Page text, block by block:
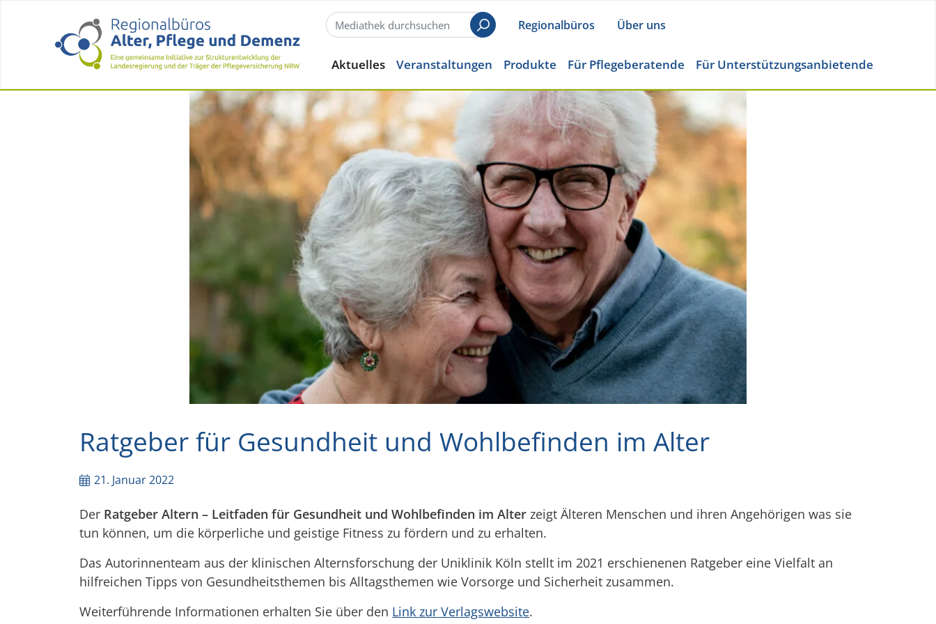
SuchenRegionalbüros Über uns
Aktuelles Veranstaltungen Produkte Für Pflegeberatende Für Unterstützungsanbietende
Ratgeber für Gesundheit und Wohlbefinden im Alter
21. Januar 2022
Der Ratgeber Altern – Leitfaden für Gesundheit und Wohlbefinden im Alter zeigt Älteren Menschen und ihren Angehörigen was sie
tun können, um die körperliche und geistige Fitness zu fördern und zu erhalten.
Das Autorinnenteam aus der klinischen Alternsforschung der Uniklinik Köln stellt im 2021 erschienenen Ratgeber eine Vielfalt an
hilfreichen Tipps von Gesundheitsthemen bis Alltagsthemen wie Vorsorge und Sicherheit zusammen.
Weiterführende Informationen erhalten Sie über den Link zur Verlagswebsite.